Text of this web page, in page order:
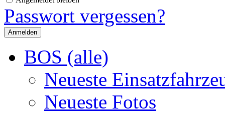
Passwort vergessen?
BOS (alle)
Neueste
Neueste Fotos